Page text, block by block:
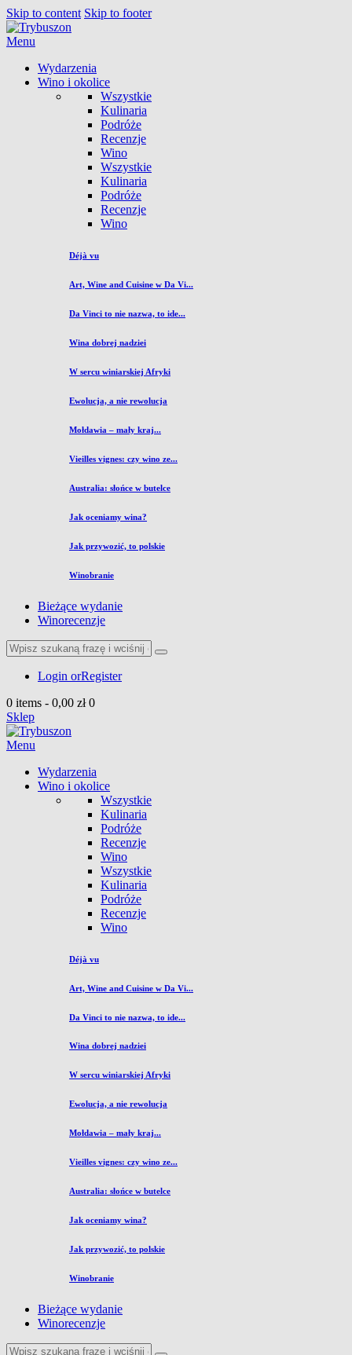
Skip to content Skip to footer
Menu
Wydarzenia
Wino i okolice
Wszystkie
Kulinaria
Podróże
Recenzje
Wino
Wszystkie
Kulinaria
Podróże
Recenzje
Wino
Déjà vu
Art, Wine and Cuisine w Da Vi...
Da Vinci to nie nazwa, to ide...
Wina dobrej nadziei
W sercu winiarskiej Afryki
Ewolucja, a nie rewolucja
Mołdawia – mały kraj...
Vieilles vignes: czy wino ze...
Australia: słońce w butelce
Jak oceniamy wina?
Jak przywozić, to polskie
Winobranie
Bieżące wydanie
Winorecenzje
Login orRegister
0 items - 0,00 zł 0
Sklep
Menu
Wydarzenia
Wino i okolice
Wszystkie
Kulinaria
Podróże
Recenzje
Wino
Wszystkie
Kulinaria
Podróże
Recenzje
Wino
Déjà vu
Art, Wine and Cuisine w Da Vi...
Da Vinci to nie nazwa, to ide...
Wina dobrej nadziei
W sercu winiarskiej Afryki
Ewolucja, a nie rewolucja
Mołdawia – mały kraj...
Vieilles vignes: czy wino ze...
Australia: słońce w butelce
Jak oceniamy wina?
Jak przywozić, to polskie
Winobranie
Bieżące wydanie
Winorecenzje